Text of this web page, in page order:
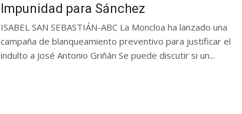
Impunidad para Sánchez
ISABEL SAN SEBASTIÁN-ABC La Moncloa ha lanzado una
campaña de blanqueamiento preventivo para justificar el
indulto a José Antonio Griñán Se puede discutir si un...